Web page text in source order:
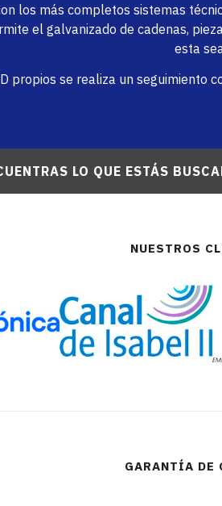
los más completos sistemas
el galvanizado de cadenas,
esta
propios se realiza un
LO QUE ESTÁS
NUESTROS
GARANTÍA DE